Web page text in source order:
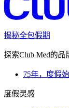
揭秘全包假期
探索Club Med的品
75年，度假
度假灵感